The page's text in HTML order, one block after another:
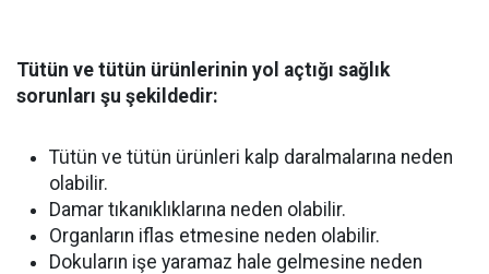
Tütün ve tütün ürünlerinin yol açtığı sağlık
sorunları şu şekildedir:
Tütün ve tütün ürünleri kalp daralmalarına neden
olabilir.
Damar tıkanıklıklarına neden olabilir.
Organların iflas etmesine neden olabilir.
Dokuların işe yaramaz hale gelmesine neden